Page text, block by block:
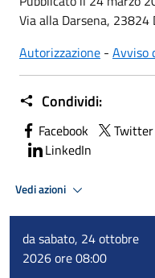
Via alla Darsena, 23824
Autorizzazione - Avviso
Condividi:
Facebook Twitter
LinkedIn
Vedi azioni
da sabato, 24 ottobre
2026 ore 08:00